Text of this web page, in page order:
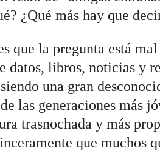
¿Qué más hay que
que la pregunta está
datos, libros, noticias y
una gran
las generaciones más
trasnochada y más
que muchos